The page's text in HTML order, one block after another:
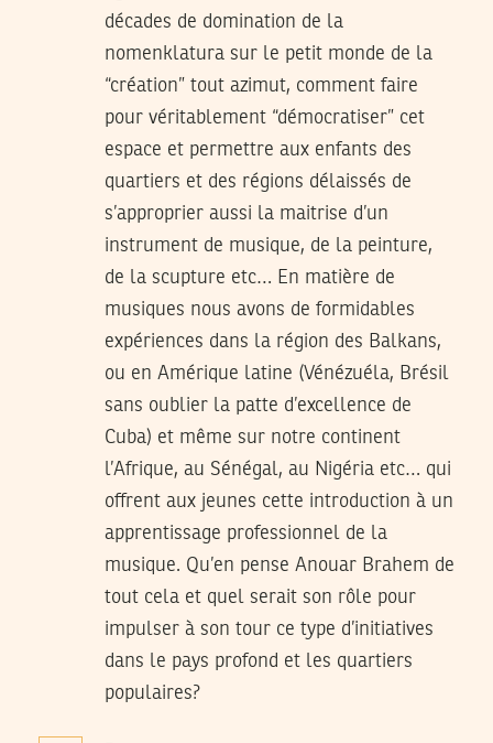
décades de domination de la
nomenklatura sur le petit monde de la
“création” tout azimut, comment faire
pour véritablement “démocratiser” cet
espace et permettre aux enfants des
quartiers et des régions délaissés de
s’approprier aussi la maitrise d’un
instrument de musique, de la peinture,
de la scupture etc… En matière de
musiques nous avons de formidables
expériences dans la région des Balkans,
ou en Amérique latine (Vénézuéla, Brésil
sans oublier la patte d’excellence de
Cuba) et même sur notre continent
l’Afrique, au Sénégal, au Nigéria etc… qui
offrent aux jeunes cette introduction à un
apprentissage professionnel de la
musique. Qu’en pense Anouar Brahem de
tout cela et quel serait son rôle pour
impulser à son tour ce type d’initiatives
dans le pays profond et les quartiers
populaires?